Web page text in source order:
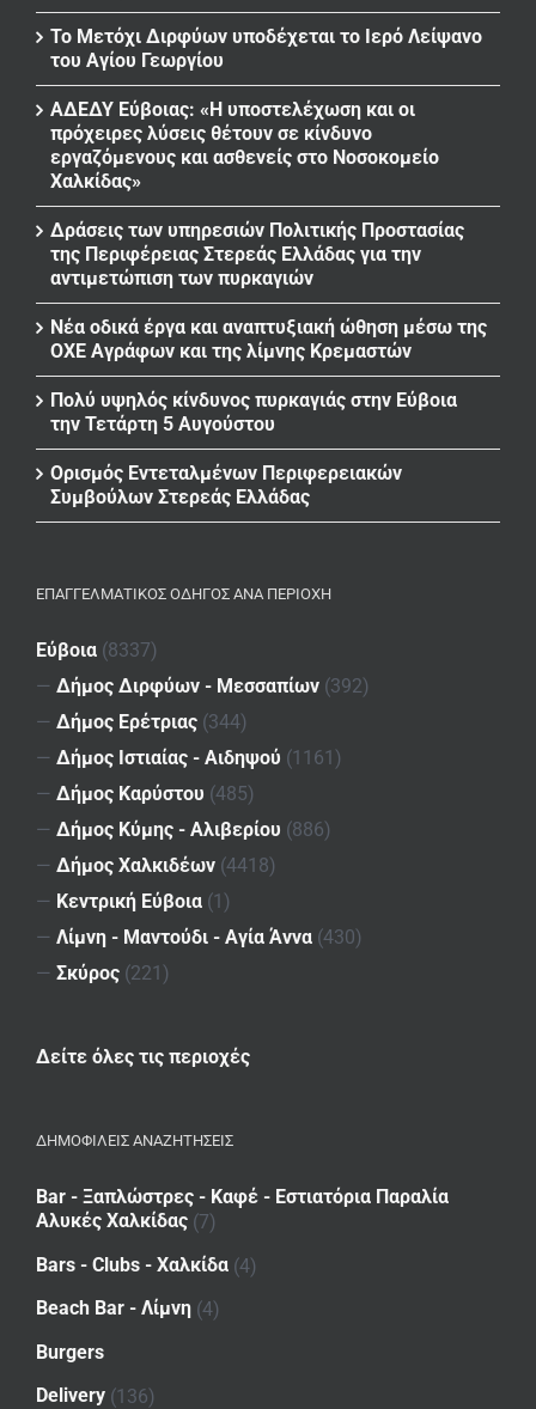
Το Μετόχι Διρφύων υποδέχεται το Ιερό Λείψανο
του Αγίου Γεωργίου
ΑΔΕΔΥ Εύβοιας: «Η υποστελέχωση και οι
πρόχειρες λύσεις θέτουν σε κίνδυνο
εργαζόμενους και ασθενείς στο Νοσοκομείο
Χαλκίδας»
Δράσεις των υπηρεσιών Πολιτικής Προστασίας
της Περιφέρειας Στερεάς Ελλάδας για την
αντιμετώπιση των πυρκαγιών
Νέα οδικά έργα και αναπτυξιακή ώθηση μέσω της
ΟΧΕ Αγράφων και της λίμνης Κρεμαστών
Πολύ υψηλός κίνδυνος πυρκαγιάς στην Εύβοια
την Τετάρτη 5 Αυγούστου
Ορισμός Εντεταλμένων Περιφερειακών
Συμβούλων Στερεάς Ελλάδας
ΕΠΑΓΓΕΛΜΑΤΙΚΌΣ ΟΔΗΓΌΣ ΑΝΆ ΠΕΡΙΟΧΉ
Εύβοια (8337)
— Δήμος Διρφύων - Μεσσαπίων (392)
— Δήμος Ερέτριας (344)
— Δήμος Ιστιαίας - Αιδηψού (1161)
— Δήμος Καρύστου (485)
— Δήμος Κύμης - Αλιβερίου (886)
— Δήμος Χαλκιδέων (4418)
— Κεντρική Εύβοια (1)
— Λίμνη - Μαντούδι - Αγία Άννα (430)
— Σκύρος (221)
Δείτε όλες τις περιοχές
ΔΗΜΟΦΙΛΕΙΣ ΑΝΑΖΗΤΗΣΕΙΣ
Bar - Ξαπλώστρες - Καφέ - Εστιατόρια Παραλία
Αλυκές Χαλκίδας (7)
Bars - Clubs - Χαλκίδα (4)
Beach Bar - Λίμνη (4)
Burgers
Delivery (136)